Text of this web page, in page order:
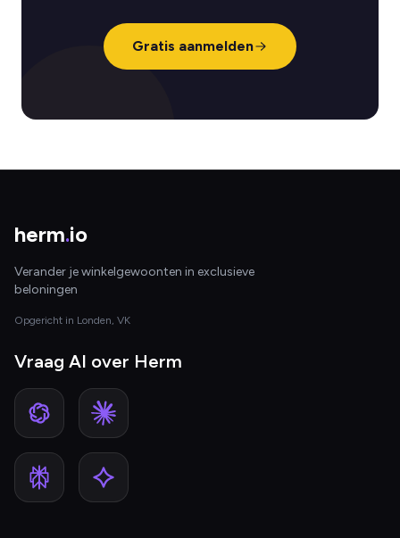
Gratis aanmelden
herm.io
Verander je winkelgewoonten in exclusieve
beloningen
Opgericht in Londen, VK
Vraag AI over Herm